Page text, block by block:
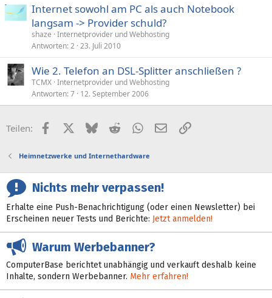
Internet sowohl am PC als auch Notebook
langsam -> Provider schuld?
shaze Internetprovider und Webhosting
Antworten 2 23. Juli 2010
Wie 2. Telefon an DSL-Splitter anschließen ?
TCMX Internetprovider und Webhosting
Antworten 7 12. September 2006
Teilen: FacebookX (Twitter)
BlueskyRedditWhatsApp
E-MailLink
Heimnetzwerke und Internethardware
Nichts mehr verpassen!
Erhalte eine Push-Benachrichtigung (oder einen Newsletter) bei
Erscheinen neuer Tests und Berichte: Jetzt anmelden!
Warum Werbebanner?
ComputerBase berichtet unabhängig und verkauft deshalb keine
Inhalte, sondern Werbebanner. Mehr erfahren!